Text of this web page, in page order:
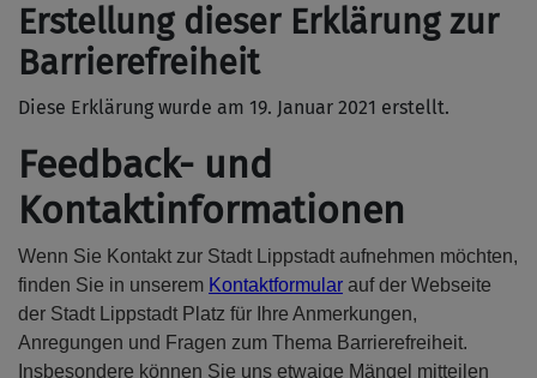
Erstellung dieser Erklärung zur
Barrierefreiheit
Diese Erklärung wurde am 19. Januar 2021 erstellt.
Feedback- und
Kontaktinformationen
Wenn Sie Kontakt zur Stadt Lippstadt aufnehmen möchten,
finden Sie in unserem Kontaktformular auf der Webseite
der Stadt Lippstadt Platz für Ihre Anmerkungen,
Anregungen und Fragen zum Thema Barrierefreiheit.
Insbesondere können Sie uns etwaige Mängel mitteilen